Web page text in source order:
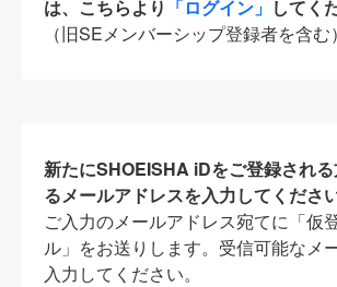
は、こちらより 「ログイン」 してく
（旧SEメンバーシップ登録者を含む）
新たにSHOEISHA iDをご登録され
るメールアドレスを入力してください
ご入力のメールアドレス宛てに「仮
ル」をお送りします。受信可能なメ
入力してください。